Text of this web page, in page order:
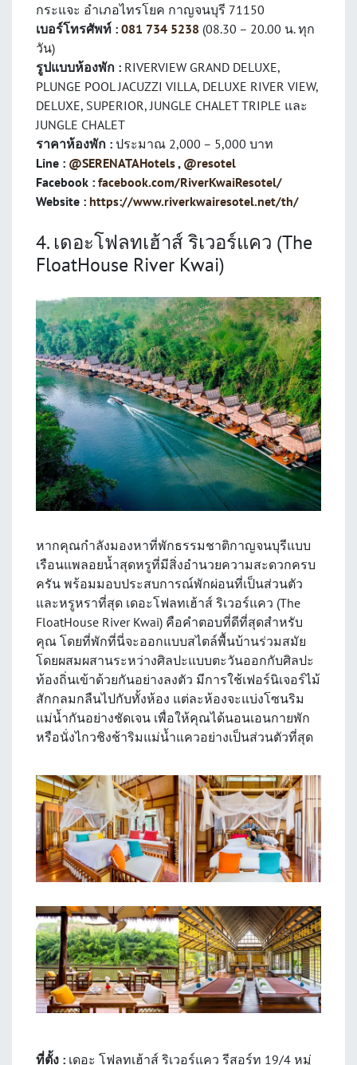
กระแจะ อำเภอไทรโยค กาญจนบุรี 71150
เบอร์โทรศัพท์ : 081 734 5238 (08.30 – 20.00 น. ทุก
วัน)
รูปแบบห้องพัก : RIVERVIEW GRAND DELUXE,
PLUNGE POOL JACUZZI VILLA, DELUXE RIVER VIEW,
DELUXE, SUPERIOR, JUNGLE CHALET TRIPLE และ
JUNGLE CHALET
ราคาห้องพัก : ประมาณ 2,000 – 5,000 บาท
Line : @SERENATAHotels, @resotel
Facebook : facebook.com/RiverKwaiResotel/
Website : https://www.riverkwairesotel.net/th/
4. เดอะโฟลทเฮ้าส์ ริเวอร์แคว (The
FloatHouse River Kwai)
หากคุณกำลังมองหาที่พักธรรมชาติกาญจนบุรีแบบ
เรือนแพลอยน้ำสุดหรูที่มีสิ่งอำนวยความสะดวกครบ
ครัน พร้อมมอบประสบการณ์พักผ่อนที่เป็นส่วนตัว
และหรูหราที่สุด เดอะโฟลทเฮ้าส์ ริเวอร์แคว (The
FloatHouse River Kwai) คือคำตอบที่ดีที่สุดสำหรับ
คุณ โดยที่พักที่นี่จะออกแบบสไตล์พื้นบ้านร่วมสมัย
โดยผสมผสานระหว่างศิลปะแบบตะวันออกกับศิลปะ
ท้องถิ่นเข้าด้วยกันอย่างลงตัว มีการใช้เฟอร์นิเจอร์ไม้
สักกลมกลืนไปกับทั้งห้อง แต่ละห้องจะแบ่งโซนริม
แม่น้ำกันอย่างชัดเจน เพื่อให้คุณได้นอนเอนกายพัก
หรือนั่งไกวชิงช้าริมแม่น้ำแควอย่างเป็นส่วนตัวที่สุด
ที่ตั้ง : เดอะ โฟลทเฮ้าส์ ริเวอร์แคว รีสอร์ท 19/4 หมู่